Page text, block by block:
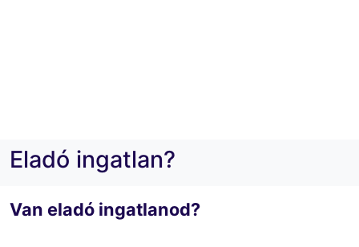
Eladó ingatlan?
Van eladó ingatlanod?